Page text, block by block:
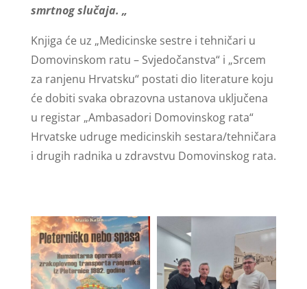
smrtnog slučaja. „
Knjiga će uz „Medicinske sestre i tehničari u
Domovinskom ratu – Svjedočanstva“ i „Srcem
za ranjenu Hrvatsku“ postati dio literature koju
će dobiti svaka obrazovna ustanova uključena
u registar „Ambasadori Domovinskog rata“
Hrvatske udruge medicinskih sestara/tehničara
i drugih radnika u zdravstvu Domovinskog rata.